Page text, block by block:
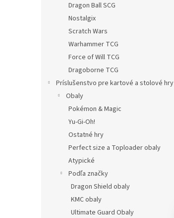
Dragon Ball SCG
Nostalgix
Scratch Wars
Warhammer TCG
Force of Will TCG
Dragoborne TCG
Príslušenstvo pre kartové a stolové hry
Obaly
Pokémon & Magic
Yu-Gi-Oh!
Ostatné hry
Perfect size a Toploader obaly
Atypické
Podľa značky
Dragon Shield obaly
KMC obaly
Ultimate Guard Obaly